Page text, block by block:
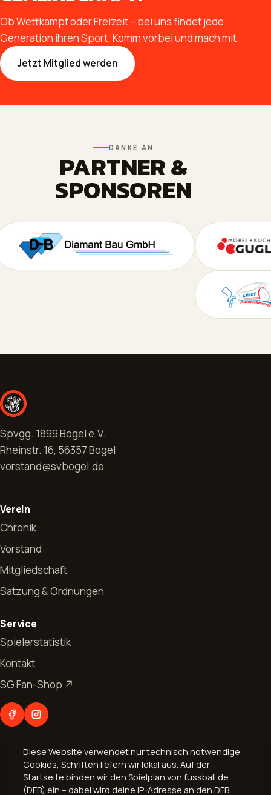
Ob Wettkampf oder Freizeit – bei uns findet jede
Generation ihren Sport. Komm vorbei und mach mit.
Jetzt Mitglied werden
DANKE AN
PARTNER &
SPONSOREN
Spvgg. 1899 Bogel e.V.
Rheinstr. 16, 56357 Bogel
vorstand@svbogel.de
Verein
Chronik
Vorstand
Mitgliedschaft
Satzung & Ordnungen
Service
Spielerstatistik
Kontakt
SG Fan-Shop ↗
© 2026 Spvgg. 1899 Bogel e.V.
Impressum·Datenschutz
News
Allgemeines
Jugendfussball
Seniorenfussball
Verein
Chronik
Mitgliedschaft
Geschäftsverteilungsplan
Abteilungen
Fußball
Aerobic
Volleyball
Diese Website verwendet nur technisch notwendige
Cookies, Schriften liefern wir lokal aus. Auf der
Startseite binden wir den Spielplan von fussball.de
(DFB) ein – dabei wird deine IP-Adresse an den DFB